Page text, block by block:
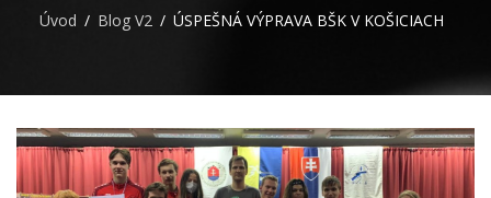
Úvod Blog V2 ÚSPEŠNÁ VÝPRAVA BŠK V KOŠICIACH